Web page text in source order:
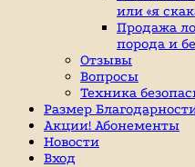
или «я
Продажа
порода и
Отзывы
Вопросы
Техника
Размер
Акции! Абонементы
Новости
Вход